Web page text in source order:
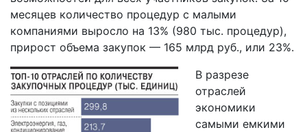
месяцев количество процедур с малыми
компаниями выросло на 13% (980 тыс. процедур),
прирост объема закупок — 165 млрд руб., или 23%.
В разрезе
отраслей
экономики
самыми емкими